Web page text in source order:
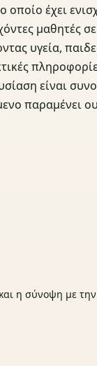
έχει
μαθητές σε
υγεία,
είναι
παραμένει
η σύνοψη με